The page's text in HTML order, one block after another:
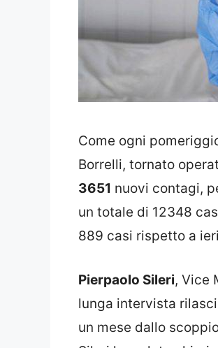
Come ogni
Borrelli, tornato
3651 nuovi contagi,
un totale di 12348
889 casi rispetto a ieri
Pierpaolo Sileri, Vice
lunga intervista
un mese dallo